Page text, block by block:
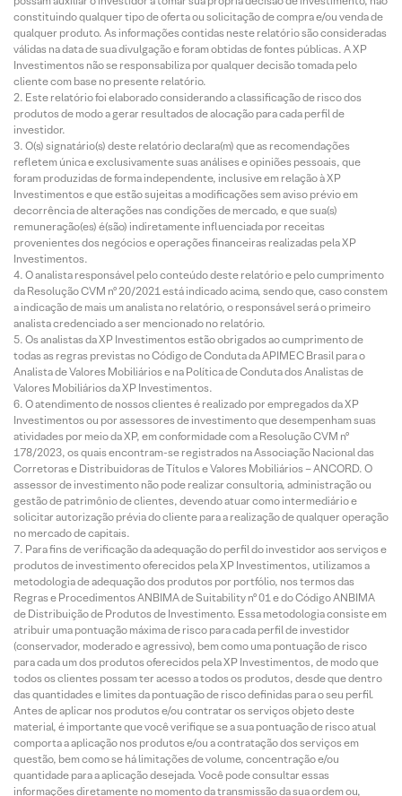
constituindo qualquer tipo de oferta ou solicitação de compra e/ou venda de
qualquer produto. As informações contidas neste relatório são consideradas
válidas na data de sua divulgação e foram obtidas de fontes públicas. A XP
Investimentos não se responsabiliza por qualquer decisão tomada pelo
cliente com base no presente relatório.
Este relatório foi elaborado considerando a classificação de risco dos
produtos de modo a gerar resultados de alocação para cada perfil de
investidor.
O(s) signatário(s) deste relatório declara(m) que as recomendações
refletem única e exclusivamente suas análises e opiniões pessoais, que
foram produzidas de forma independente, inclusive em relação à XP
Investimentos e que estão sujeitas a modificações sem aviso prévio em
decorrência de alterações nas condições de mercado, e que sua(s)
remuneração(es) é(são) indiretamente influenciada por receitas
provenientes dos negócios e operações financeiras realizadas pela XP
Investimentos.
O analista responsável pelo conteúdo deste relatório e pelo cumprimento
da Resolução CVM nº 20/2021 está indicado acima, sendo que, caso constem
a indicação de mais um analista no relatório, o responsável será o primeiro
analista credenciado a ser mencionado no relatório.
Os analistas da XP Investimentos estão obrigados ao cumprimento de
todas as regras previstas no Código de Conduta da APIMEC Brasil para o
Analista de Valores Mobiliários e na Política de Conduta dos Analistas de
Valores Mobiliários da XP Investimentos.
O atendimento de nossos clientes é realizado por empregados da XP
Investimentos ou por assessores de investimento que desempenham suas
atividades por meio da XP, em conformidade com a Resolução CVM nº
178/2023, os quais encontram-se registrados na Associação Nacional das
Corretoras e Distribuidoras de Títulos e Valores Mobiliários – ANCORD. O
assessor de investimento não pode realizar consultoria, administração ou
gestão de patrimônio de clientes, devendo atuar como intermediário e
solicitar autorização prévia do cliente para a realização de qualquer operação
no mercado de capitais.
Para fins de verificação da adequação do perfil do investidor aos serviços e
produtos de investimento oferecidos pela XP Investimentos, utilizamos a
metodologia de adequação dos produtos por portfólio, nos termos das
Regras e Procedimentos ANBIMA de Suitability nº 01 e do Código ANBIMA
de Distribuição de Produtos de Investimento. Essa metodologia consiste em
atribuir uma pontuação máxima de risco para cada perfil de investidor
(conservador, moderado e agressivo), bem como uma pontuação de risco
para cada um dos produtos oferecidos pela XP Investimentos, de modo que
todos os clientes possam ter acesso a todos os produtos, desde que dentro
das quantidades e limites da pontuação de risco definidas para o seu perfil.
Antes de aplicar nos produtos e/ou contratar os serviços objeto deste
material, é importante que você verifique se a sua pontuação de risco atual
comporta a aplicação nos produtos e/ou a contratação dos serviços em
questão, bem como se há limitações de volume, concentração e/ou
quantidade para a aplicação desejada. Você pode consultar essas
informações diretamente no momento da transmissão da sua ordem ou,